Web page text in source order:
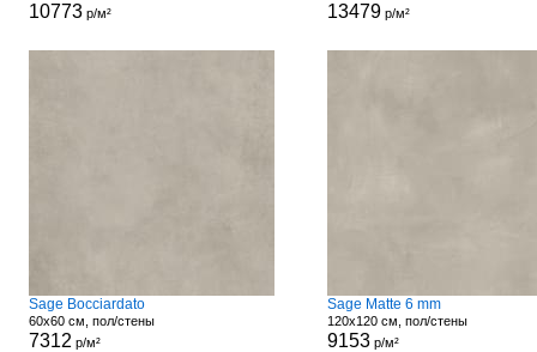
10773р/м² 13479р/м²
Sage Bocciardato
60x60 см, пол/стены
7312 р/м²
Sage Matte 6 mm
120x120 см, пол/стены
9153р/м²